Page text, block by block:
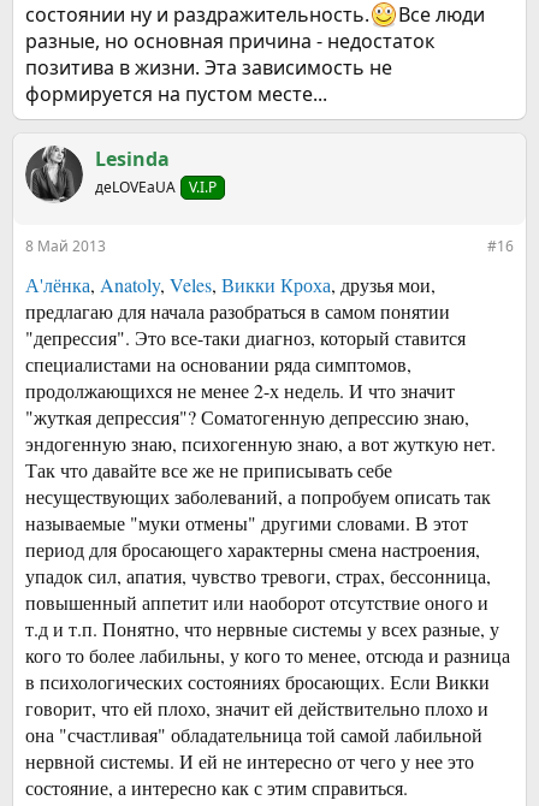
состоянии ну и раздражительность.
Все люди
разные, но основная причина - недостаток
позитива в жизни. Эта зависимость не
формируется на пустом месте...
Lesinda
деLOVEаUA V.I.P
8 Май 2013 #16
А'лёнка, Anatoly, Veles, Викки Кроха, друзья мои,
предлагаю для начала разобраться в самом понятии
"депрессия". Это все-таки диагноз, который ставится
специалистами на основании ряда симптомов,
продолжающихся не менее 2-х недель. И что значит
"жуткая депрессия"? Соматогенную депрессию знаю,
эндогенную знаю, психогенную знаю, а вот жуткую нет.
Так что давайте все же не приписывать себе
несуществующих заболеваний, а попробуем описать так
называемые "муки отмены" другими словами. В этот
период для бросающего характерны смена настроения,
упадок сил, апатия, чувство тревоги, страх, бессонница,
повышенный аппетит или наоборот отсутствие оного и
т.д и т.п. Понятно, что нервные системы у всех разные, у
кого то более лабильны, у кого то менее, отсюда и разница
в психологических состояниях бросающих. Если Викки
говорит, что ей плохо, значит ей действительно плохо и
она "счастливая" обладательница той самой лабильной
нервной системы. И ей не интересно от чего у нее это
состояние, а интересно как с этим справиться.